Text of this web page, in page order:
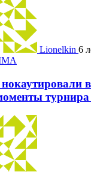
Lionelkin 6
турнира